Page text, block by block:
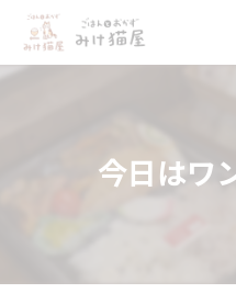
今日はワ